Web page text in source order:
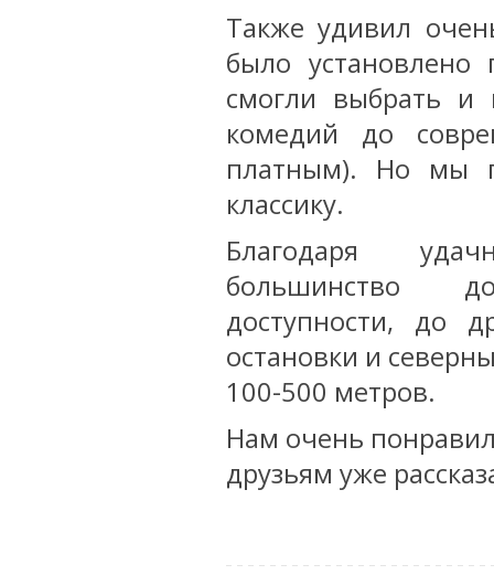
Также удивил
было
смогли выбрать и
комедий до
платным). Но мы
классику.
Благодаря
большинство
доступности, до
остановки и
100-500 метров.
Нам очень
друзьям уже